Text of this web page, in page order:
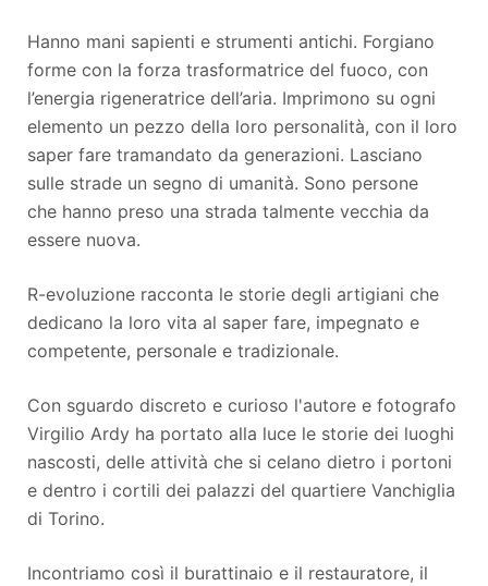
Hanno mani sapienti e strumenti antichi. Forgiano
forme con la forza trasformatrice del fuoco, con
l’energia rigeneratrice dell’aria. Imprimono su ogni
elemento un pezzo della loro personalità, con il loro
saper fare tramandato da generazioni. Lasciano
sulle strade un segno di umanità. Sono persone
che hanno preso una strada talmente vecchia da
essere nuova.
R-evoluzione racconta le storie degli artigiani che
dedicano la loro vita al saper fare, impegnato e
competente, personale e tradizionale.
Con sguardo discreto e curioso l'autore e fotografo
Virgilio Ardy ha portato alla luce le storie dei luoghi
nascosti, delle attività che si celano dietro i portoni
e dentro i cortili dei palazzi del quartiere Vanchiglia
di Torino.
Incontriamo così il burattinaio e il restauratore, il